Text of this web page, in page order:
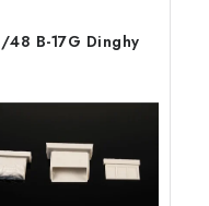
48 B-17G Dinghy